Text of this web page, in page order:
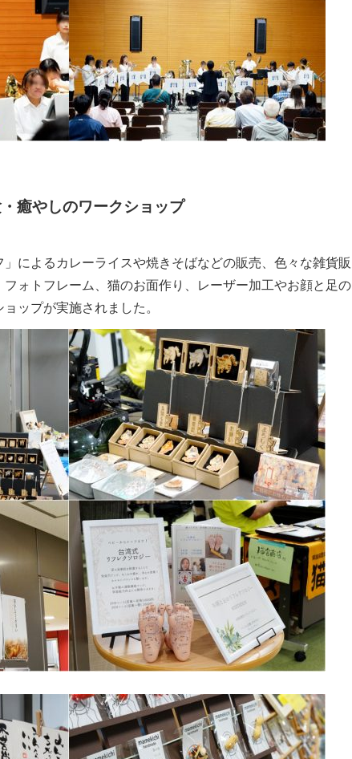
癒やしのワークショップ
によるカレーライスや焼きそばなどの販売、色々な雑貨販
ォトフレーム、猫のお面作り、レーザー加工やお顔と足の
ップが実施されました。